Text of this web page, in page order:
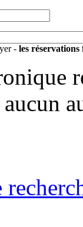
- les réservations